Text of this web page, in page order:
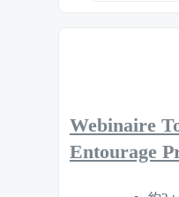
Webinaire
Entourage